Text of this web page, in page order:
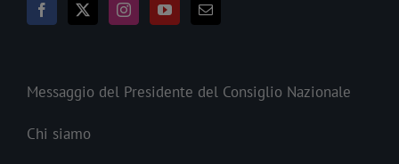
Messaggio del Presidente del Consiglio Nazionale
Chi siamo